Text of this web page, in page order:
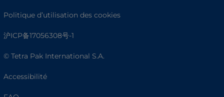
Politique d’utilisation des cookies
沪ICP备17056308号-1
© Tetra Pak International S.A.
Accessibilité